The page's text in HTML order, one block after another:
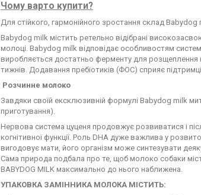
Чому варто купити?
Для стійкого, гармонійного зростання склад
Babydog milk містить ретельно відібрані
молоці. Babydog milk відповідає особливостям
виробляється достатньо ферменту для
тижнів. Додавання пребіотиків (ФОС) сприяє
Розчинне молоко
Завдяки своїй ексклюзивній формулі Babydog milk
приготування).
Нервова система цуценя продовжує розвиватися і
когнітивної функції. Роль DHA дуже важлива у
вигодовує мати, його організм може синтезувати
Сама природа подбала про те, щоб молоко собаки
BABYDOG MILK максимально до нього наближена.
УПАКОВКА ЗАМІННИКА МОЛОКА МІСТИТЬ: